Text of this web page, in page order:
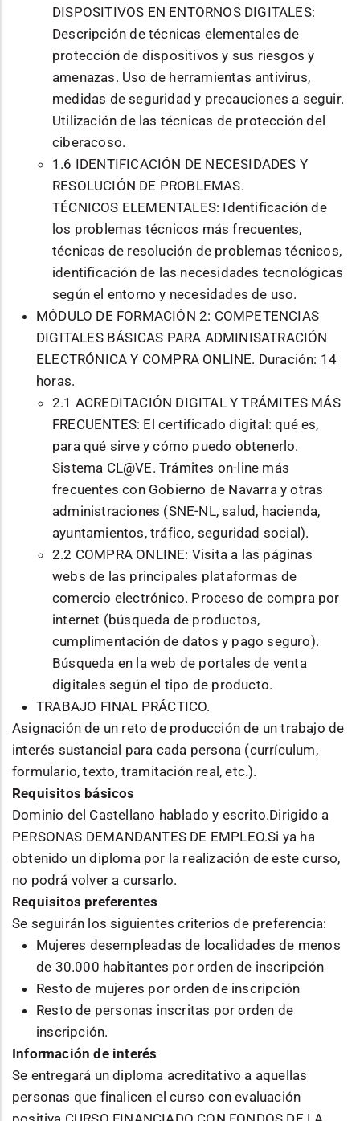
DISPOSITIVOS EN ENTORNOS DIGITALES:
Descripción de técnicas elementales de
protección de dispositivos y sus riesgos y
amenazas. Uso de herramientas antivirus,
medidas de seguridad y precauciones a seguir.
Utilización de las técnicas de protección del
ciberacoso.
1.6 IDENTIFICACIÓN DE NECESIDADES Y
RESOLUCIÓN DE PROBLEMAS.
TÉCNICOS ELEMENTALES: Identificación de
los problemas técnicos más frecuentes,
técnicas de resolución de problemas técnicos,
identificación de las necesidades tecnológicas
según el entorno y necesidades de uso.
MÓDULO DE FORMACIÓN 2: COMPETENCIAS
DIGITALES BÁSICAS PARA ADMINISATRACIÓN
ELECTRÓNICA Y COMPRA ONLINE. Duración: 14
horas.
2.1 ACREDITACIÓN DIGITAL Y TRÁMITES MÁS
FRECUENTES: El certificado digital: qué es,
para qué sirve y cómo puedo obtenerlo.
Sistema CL@VE. Trámites on-line más
frecuentes con Gobierno de Navarra y otras
administraciones (SNE-NL, salud, hacienda,
ayuntamientos, tráfico, seguridad social).
2.2 COMPRA ONLINE: Visita a las páginas
webs de las principales plataformas de
comercio electrónico. Proceso de compra por
internet (búsqueda de productos,
cumplimentación de datos y pago seguro).
Búsqueda en la web de portales de venta
digitales según el tipo de producto.
TRABAJO FINAL PRÁCTICO.
Asignación de un reto de producción de un trabajo de
interés sustancial para cada persona (currículum,
formulario, texto, tramitación real, etc.).
Requisitos básicos
Dominio del Castellano hablado y escrito.Dirigido a
PERSONAS DEMANDANTES DE EMPLEO.Si ya ha
obtenido un diploma por la realización de este curso,
no podrá volver a cursarlo.
Requisitos preferentes
Se seguirán los siguientes criterios de preferencia:
Mujeres desempleadas de localidades de menos
de 30.000 habitantes por orden de inscripción
Resto de mujeres por orden de inscripción
Resto de personas inscritas por orden de
inscripción.
Información de interés
Se entregará un diploma acreditativo a aquellas
personas que finalicen el curso con evaluación